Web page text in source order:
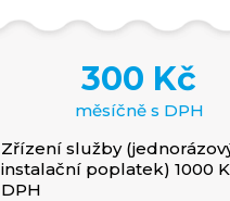
300 Kč
měsíčně s DPH
Zřízení služby
instalační poplatek) 1000
DPH